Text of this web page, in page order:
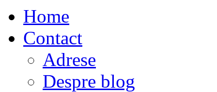
Home
Contact
Adrese
Despre blog